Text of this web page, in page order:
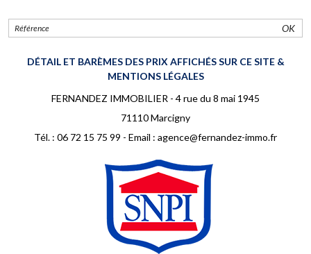
OK
DÉTAIL ET BARÈMES DES PRIX AFFICHÉS SUR CE SITE &
MENTIONS LÉGALES
FERNANDEZ IMMOBILIER - 4 rue du 8 mai 1945
71110 Marcigny
Tél. : 06 72 15 75 99 - Email : agence@fernandez-immo.fr